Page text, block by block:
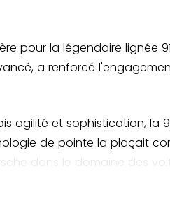
pour la légendaire
a renforcé
et sophistication, la
de pointe la plaçait
dans le domaine des